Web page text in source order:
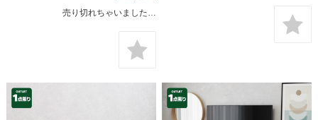
売り切れちゃいました…